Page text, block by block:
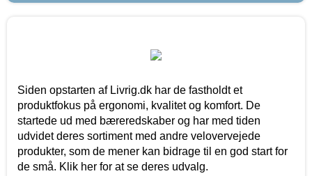
Siden opstarten af Livrig.dk har de fastholdt et
produktfokus på ergonomi, kvalitet og komfort. De
startede ud med bæreredskaber og har med tiden
udvidet deres sortiment med andre velovervejede
produkter, som de mener kan bidrage til en god start for
de små. Klik her for at se deres udvalg.